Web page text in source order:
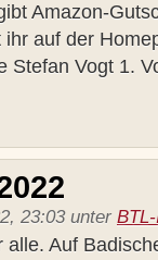
Amazon-
auf der
Stefan Vogt 1.
23:03 unter
Auf